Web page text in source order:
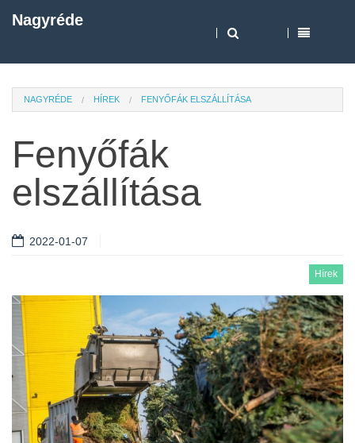
Nagyréde
NAGYRÉDE HÍREK FENYŐFÁK ELSZÁLLÍTÁSA
Fenyőfák
elszállítása
2022-01-07
Hírek